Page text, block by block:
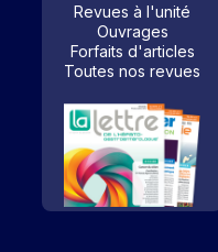
Revues à l'unité
Ouvrages
Forfaits d'articles
Toutes nos revues